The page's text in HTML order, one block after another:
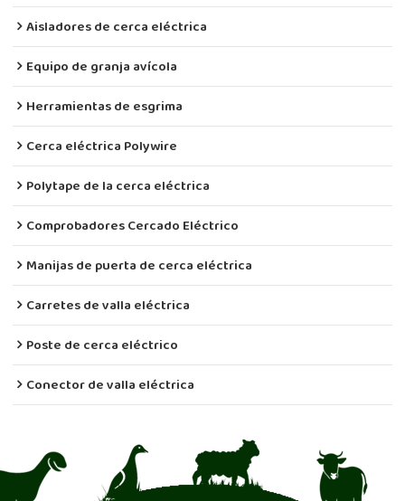
Aisladores de cerca eléctrica
Equipo de granja avícola
Herramientas de esgrima
Cerca eléctrica Polywire
Polytape de la cerca eléctrica
Comprobadores Cercado Eléctrico
Manijas de puerta de cerca eléctrica
Carretes de valla eléctrica
Poste de cerca eléctrico
Conector de valla eléctrica